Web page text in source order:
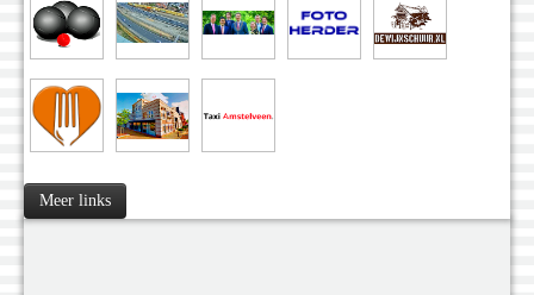
Meer links